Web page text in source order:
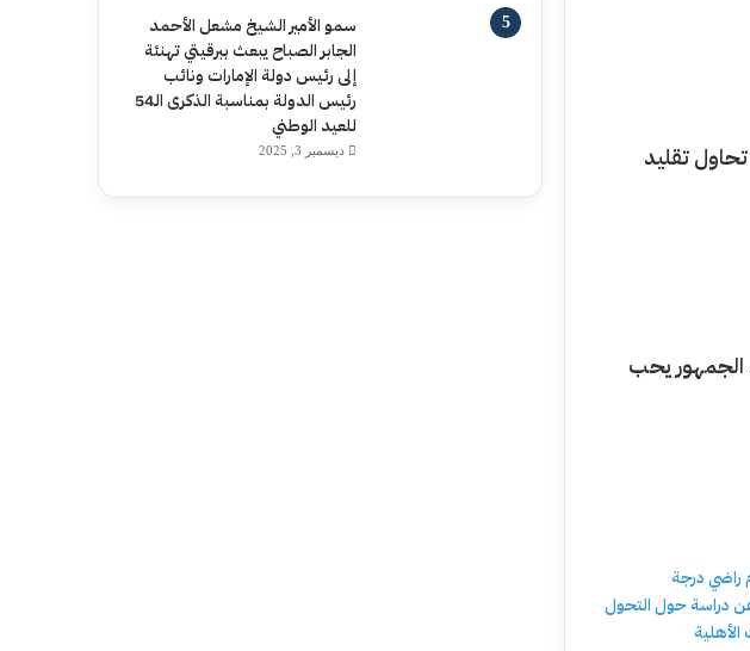
تقليد
الجمهور يحب
راضي درجة
عن دراسة حول التحول
سمو الأمير الشيخ مشعل الأحمد
الجابر الصباح يبعث ببرقيتي تهنئة
إلى رئيس دولة الإمارات ونائب
رئيس الدولة بمناسبة الذكرى الـ54
للعيد الوطني
ديسمبر 3, 2025